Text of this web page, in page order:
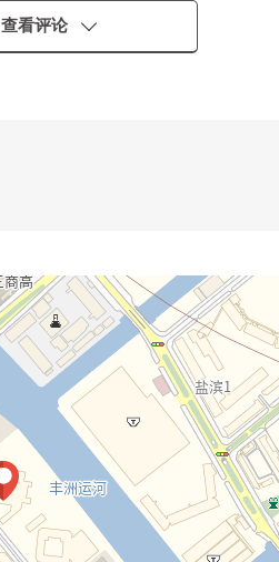
查看评论